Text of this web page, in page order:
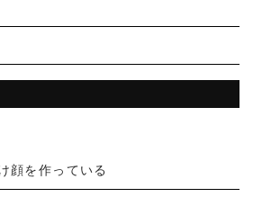
顔を作っている